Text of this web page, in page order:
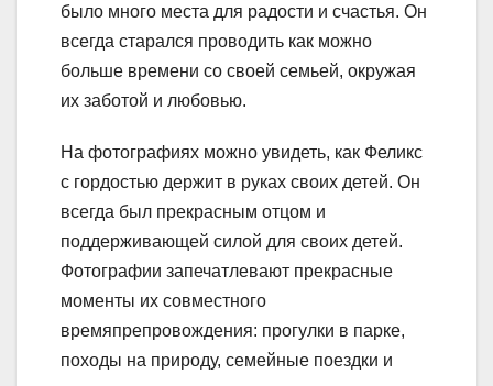
было много места для радости и счастья. Он
всегда старался проводить как можно
больше времени со своей семьей, окружая
их заботой и любовью.
На фотографиях можно увидеть, как Феликс
с гордостью держит в руках своих детей. Он
всегда был прекрасным отцом и
поддерживающей силой для своих детей.
Фотографии запечатлевают прекрасные
моменты их совместного
времяпрепровождения: прогулки в парке,
походы на природу, семейные поездки и